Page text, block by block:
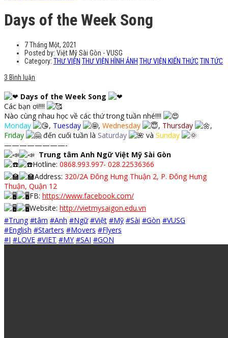
Days of the Week Song
7 Tháng Một, 2021
Posted by: Việt Mỹ Sài Gòn - VUSG
Category: THƯ VIỆN THƯ VIỆN HÌNH ẢNH THƯ VIỆN KIẾN THỨC TIN TỨC
3 Bình luận
Days of the Week Song
Các bạn ơi!!!!
Nào cùng nhau học về các thứ trong tuần nhé!!!!
Monday
, Tuesday , Wednesday , Thursday
,
Friday
đến cuối tuần là Saturday và Sunday
————————-
Trung tâm Anh Ngữ Việt Mỹ Sài Gòn
Hotline: 0868.993.997- 028.22536366
Address: 320/2A Đông Hưng Thuận 2, P. Đông Hưng
Thuận, Quận 12
FB: https://www.facebook.com/
Website: http://vietmysaigon.edu.vn
#Trung #tâm #Anh #Ngữ #Việt #Mỹ #Sài #Gòn #VUSG
#English #Starters #Movers #Flyers
#I #LOVE #VIET #MY #SAI #GON